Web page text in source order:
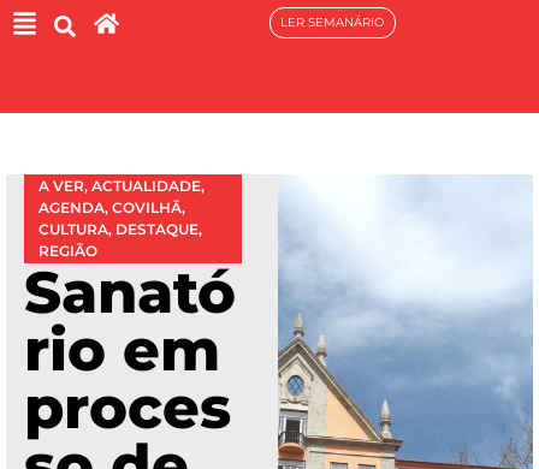
LER SEMANÁRIO
A VER, ACTUALIDADE,
AGENDA, COVILHÃ,
CULTURA, DESTAQUE,
REGIÃO
Sanató
rio em
proces